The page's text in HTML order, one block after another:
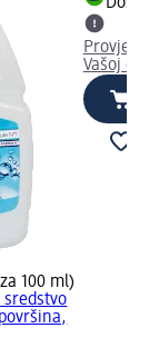
100 ml)
sredstvo
Vašoj